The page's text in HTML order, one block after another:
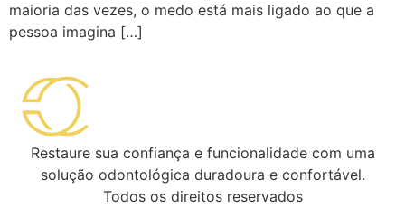
maioria das vezes, o medo está mais ligado ao que a
pessoa imagina […]
Restaure sua confiança e funcionalidade com uma
solução odontológica duradoura e confortável.
Todos os direitos reservados